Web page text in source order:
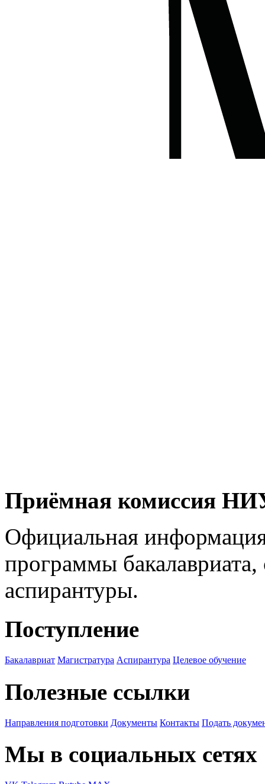
Приёмная комиссия
Официальная
программы
аспирантуры.
Поступление
Бакалавриат Магистратура Аспирантура Целевое обучение
Полезные ссылки
Направления подготовки Документы Контакты Подать
Мы в социальных сетях